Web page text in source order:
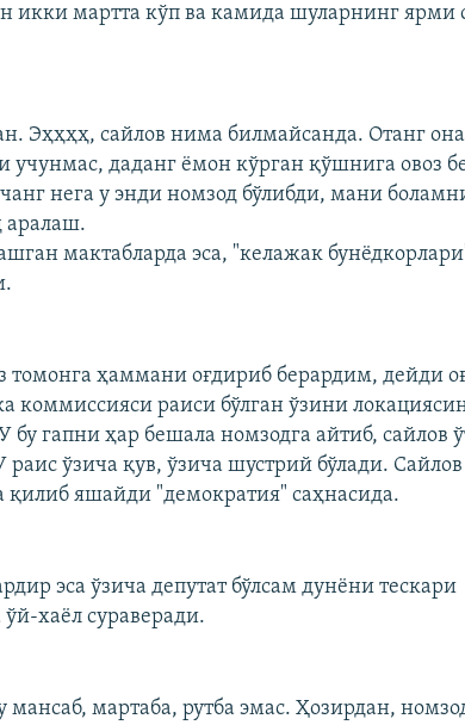
икки мартта кўп ва камида шуларнинг ярми
Эҳҳҳҳ, сайлов нима билмайсанда. Отанг
учунмас, даданг ёмон кўрган қўшнига овоз
нега у энди номзод бўлибди, мани
аралаш.
мактабларда эса, "келажак
томонга ҳаммани оғдириб берардим, дейди
коммиссияси раиси бўлган ўзини
бу гапни ҳар бешала номзодга айтиб, сайлов
ўзича қув, ўзича шустрий бўлади. Сайлов
қилиб яшайди "демократия" саҳнасида.
эса ўзича депутат бўлсам дунёни тескари
хаёл сураверади.
мансаб, мартаба, рутба эмас. Ҳозирдан,